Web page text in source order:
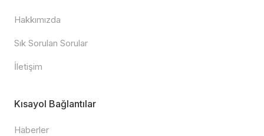
Hakkımızda
Sık Sorulan Sorular
İletişim
Kısayol Bağlantılar
Haberler